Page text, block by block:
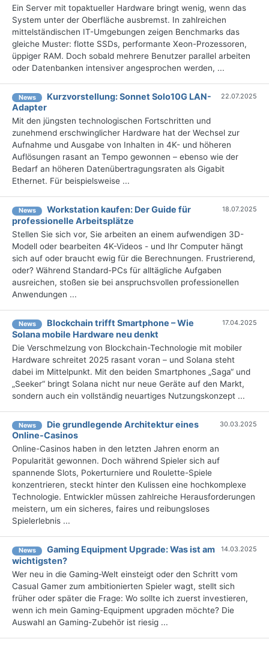
Ein Server mit topaktueller Hardware bringt wenig, wenn das
System unter der Oberfläche ausbremst. In zahlreichen
mittelständischen IT-Umgebungen zeigen Benchmarks das
gleiche Muster: flotte SSDs, performante Xeon-Prozessoren,
üppiger RAM. Doch sobald mehrere Benutzer parallel arbeiten
oder Datenbanken intensiver angesprochen werden, ...
News
Kurzvorstellung: Sonnet Solo10G LAN-
Adapter
22.07.2025
Mit den jüngsten technologischen Fortschritten und
zunehmend erschwinglicher Hardware hat der Wechsel zur
Aufnahme und Ausgabe von Inhalten in 4K- und höheren
Auflösungen rasant an Tempo gewonnen – ebenso wie der
Bedarf an höheren Datenübertragungsraten als Gigabit
Ethernet. Für beispielsweise ...
News
Workstation kaufen: Der Guide für
professionelle Arbeitsplätze
18.07.2025
Stellen Sie sich vor, Sie arbeiten an einem aufwendigen 3D-
Modell oder bearbeiten 4K-Videos - und Ihr Computer hängt
sich auf oder braucht ewig für die Berechnungen. Frustrierend,
oder? Während Standard-PCs für alltägliche Aufgaben
ausreichen, stoßen sie bei anspruchsvollen professionellen
Anwendungen ...
News
Blockchain trifft Smartphone – Wie
Solana mobile Hardware neu denkt
17.04.2025
Die Verschmelzung von Blockchain-Technologie mit mobiler
Hardware schreitet 2025 rasant voran – und Solana steht
dabei im Mittelpunkt. Mit den beiden Smartphones „Saga“ und
„Seeker“ bringt Solana nicht nur neue Geräte auf den Markt,
sondern auch ein vollständig neuartiges Nutzungskonzept ...
News
Die grundlegende Architektur eines
Online-Casinos
30.03.2025
Online-Casinos haben in den letzten Jahren enorm an
Popularität gewonnen. Doch während Spieler sich auf
spannende Slots, Pokerturniere und Roulette-Spiele
konzentrieren, steckt hinter den Kulissen eine hochkomplexe
Technologie. Entwickler müssen zahlreiche Herausforderungen
meistern, um ein sicheres, faires und reibungsloses
Spielerlebnis ...
News
Gaming Equipment Upgrade: Was ist am
wichtigsten?
14.03.2025
Wer neu in die Gaming-Welt einsteigt oder den Schritt vom
Casual Gamer zum ambitionierten Spieler wagt, stellt sich
früher oder später die Frage: Wo sollte ich zuerst investieren,
wenn ich mein Gaming-Equipment upgraden möchte? Die
Auswahl an Gaming-Zubehör ist riesig ...